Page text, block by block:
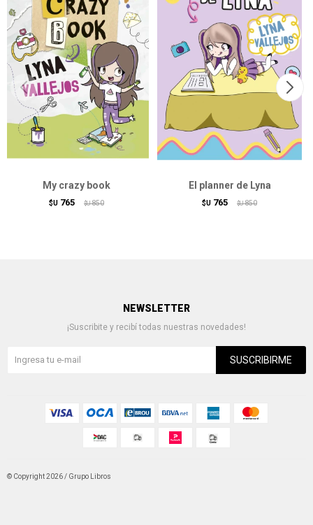
My crazy book
$U 765 $U 850
El planner de Lyna
$U 765 $U 850
NEWSLETTER
¡Suscribite y recibí todas nuestras novedades!
SUSCRIBIRME
© Copyright 2026 / Grupo Libros